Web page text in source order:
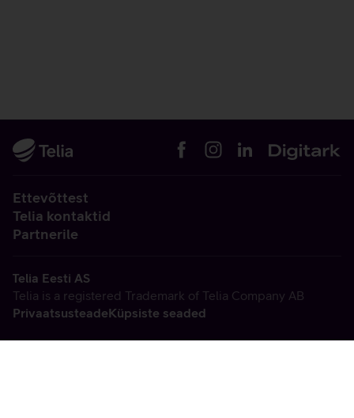
Ettevõttest
Telia kontaktid
Partnerile
Telia Eesti AS
Telia is a registered Trademark of Telia Company AB
PrivaatsusteadeKüpsiste seaded